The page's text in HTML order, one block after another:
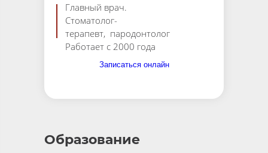
Записаться онлайн
Главный врач.
Стоматолог-
терапевт, пародонтолог
Работает с 2000 года
Образование